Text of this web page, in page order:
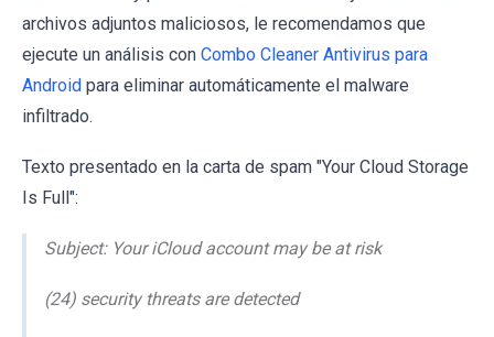
archivos adjuntos maliciosos, le recomendamos que
ejecute un análisis con Combo Cleaner Antivirus para
Android para eliminar automáticamente el malware
infiltrado.
Texto presentado en la carta de spam "Your Cloud Storage
Is Full":
Subject: Your iCloud account may be at risk
(24) security threats are detected